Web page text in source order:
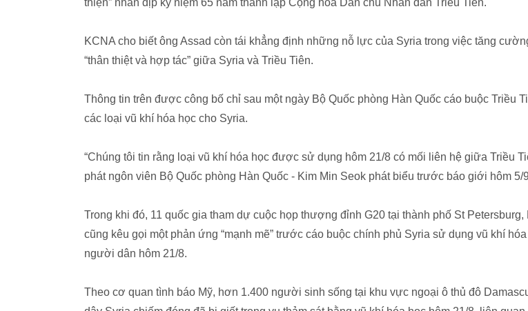
thiện” nhân dịp kỷ niệm 65 năm thành lập Cộng hòa Dân chủ Nhân dân Triều Tiên.
KCNA cho biết ông Assad còn tái khẳng định những nỗ lực của Syria trong việc tăng
“thân thiệt và hợp tác” giữa Syria và Triều Tiên.
Thông tin trên được công bố chỉ sau một ngày Bộ Quốc phòng Hàn Quốc cáo buộc Triều
các loại vũ khí hóa học cho Syria.
“Chúng tôi tin rằng loại vũ khí hóa học được sử dụng hôm 21/8 có mối liên hệ giữa Triều
phát ngôn viên Bộ Quốc phòng Hàn Quốc - Kim Min Seok phát biểu trước báo giới hôm 5/
Trong khi đó, 11 quốc gia tham dự cuộc họp thượng đỉnh G20 tại thành phố St Petersburg,
cũng kêu gọi một phản ứng “mạnh mẽ” trước cáo buộc chính phủ Syria sử dụng vũ khí
người dân hôm 21/8.
Theo cơ quan tình báo Mỹ, hơn 1.400 người sinh sống tại khu vực ngoại ô thủ đô